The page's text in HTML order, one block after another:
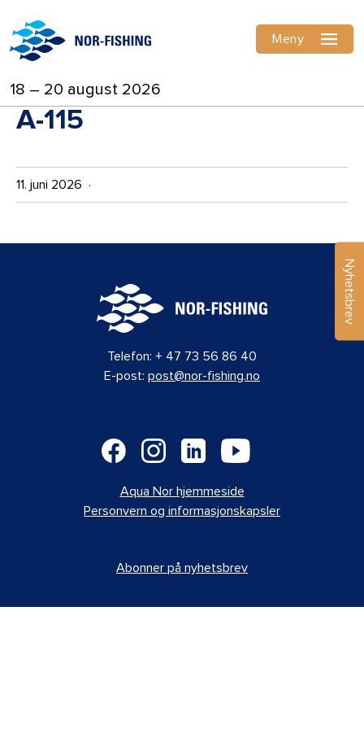
18 – 20 august 2026
Meny
A-115
11. juni 2026 ·
Nyhetsbrev
Telefon: + 47 73 56 86 40
E-post: post@nor-fishing.no
Aqua Nor hjemmeside
Personvern og informasjonskapsler
Abonner på nyhetsbrev